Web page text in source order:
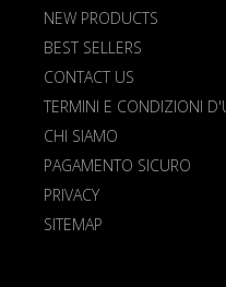
NEW PRODUCTS
BEST SELLERS
CONTACT US
TERMINI E CONDIZIONI
CHI SIAMO
PAGAMENTO SICURO
PRIVACY
SITEMAP